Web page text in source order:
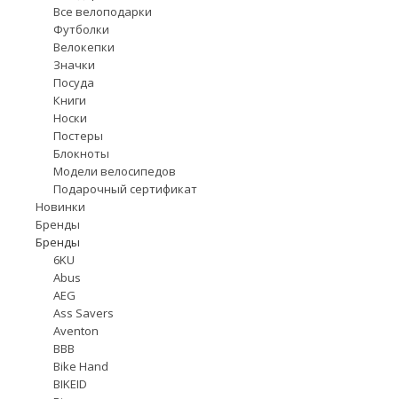
Все велоподарки
Футболки
Велокепки
Значки
Посуда
Книги
Носки
Постеры
Блокноты
Модели велосипедов
Подарочный сертификат
Новинки
Бренды
Бренды
6KU
Abus
AEG
Ass Savers
Aventon
BBB
Bike Hand
BIKEID